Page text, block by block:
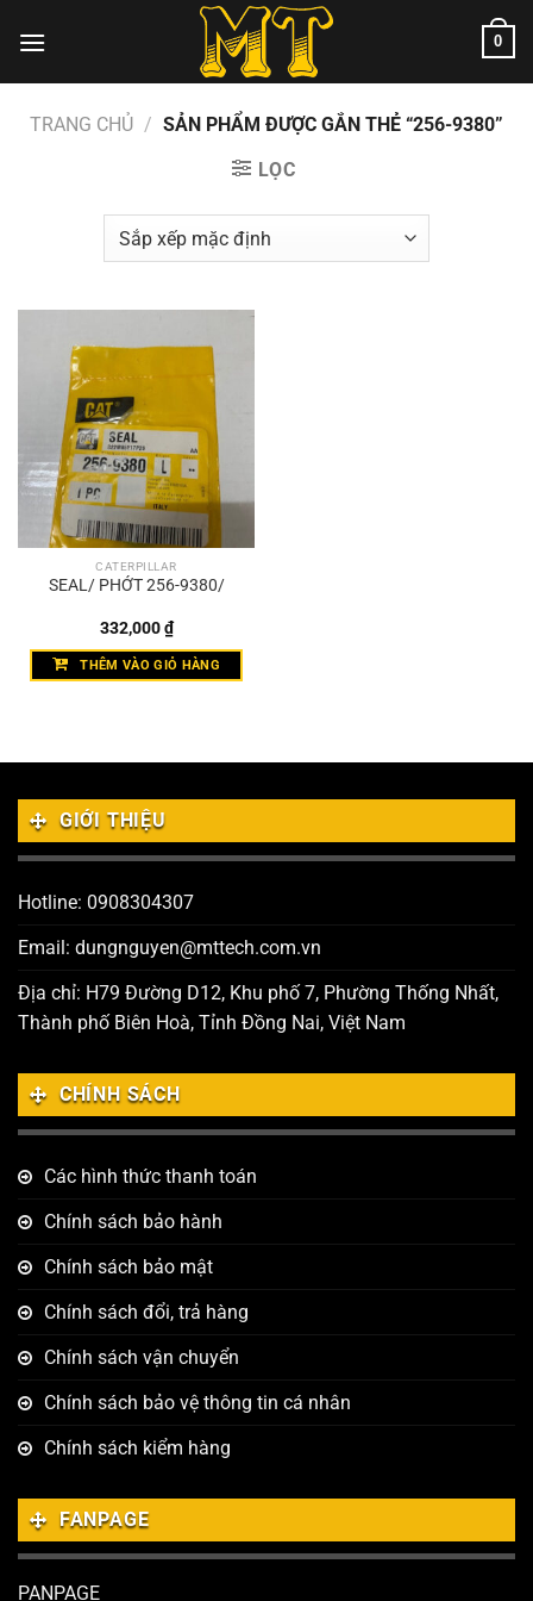
đến
0
TRANG CHỦ / SẢN PHẨM ĐƯỢC GẮN THẺ “256-9380”
LỌC
CATERPILLAR
SEAL/ PHỚT 256-9380/
332,000₫
THÊM VÀO GIỎ HÀNG
GIỚI THIỆU
Hotline: 0908304307
Email: dungnguyen@mttech.com.vn
Địa chỉ: H79 Đường D12, Khu phố 7, Phường Thống Nhất,
Thành phố Biên Hoà, Tỉnh Đồng Nai, Việt Nam
CHÍNH SÁCH
Các hình thức thanh toán
Chính sách bảo hành
Chính sách bảo mật
Chính sách đổi, trả hàng
Chính sách vận chuyển
Chính sách bảo vệ thông tin cá nhân
Chính sách kiểm hàng
FANPAGE
PANPAGE